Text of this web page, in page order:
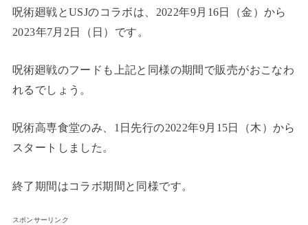
呪術廻戦とUSJのコラボは、2022年9月16日（金）から
2023年7月2日（日）です。
呪術廻戦のフードも上記と同様の期間で販売がおこなわ
れるでしょう。
呪術高専食堂のみ、1日先行の2022年9月15日（木）から
スタートしました。
終了期間はコラボ期間と同様です。
スポンサーリンク